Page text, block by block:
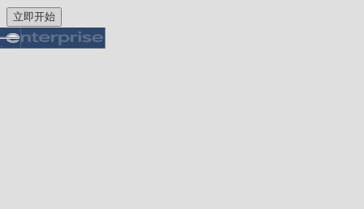
立即开始